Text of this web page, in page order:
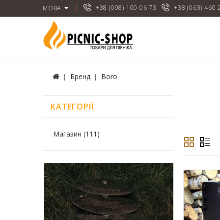
МОВА +38 (098) 100 06 73 +38 (063) 460
Бренд Boro
КАТЕГОРІЇ
Магазин (111)